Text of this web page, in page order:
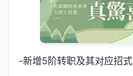
-新增5阶转职及其对应招式